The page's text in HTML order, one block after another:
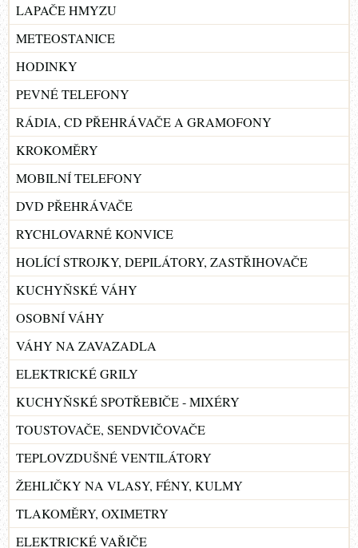
LAPAČE HMYZU
METEOSTANICE
HODINKY
PEVNÉ TELEFONY
RÁDIA, CD PŘEHRÁVAČE A GRAMOFONY
KROKOMĚRY
MOBILNÍ TELEFONY
DVD PŘEHRÁVAČE
RYCHLOVARNÉ KONVICE
HOLÍCÍ STROJKY, DEPILÁTORY, ZASTŘIHOVAČE
KUCHYŇSKÉ VÁHY
OSOBNÍ VÁHY
VÁHY NA ZAVAZADLA
ELEKTRICKÉ GRILY
KUCHYŇSKÉ SPOTŘEBIČE - MIXÉRY
TOUSTOVAČE, SENDVIČOVAČE
TEPLOVZDUŠNÉ VENTILÁTORY
ŽEHLIČKY NA VLASY, FÉNY, KULMY
TLAKOMĚRY, OXIMETRY
ELEKTRICKÉ VAŘIČE